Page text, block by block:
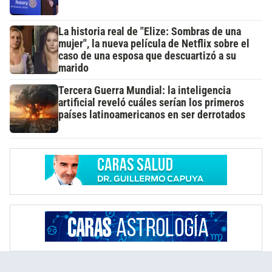
La historia real de "Elize: Sombras de una
mujer", la nueva película de Netflix sobre el
caso de una esposa que descuartizó a su
marido
Tercera Guerra Mundial: la inteligencia
artificial reveló cuáles serían los primeros
países latinoamericanos en ser derrotados